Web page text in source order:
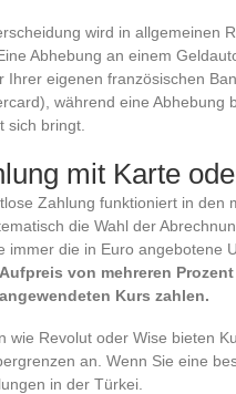
wird in allgemeinen
Abhebung an einem
Ihrer eigenen französischen
während eine Abhebung
sich bringt.
mit Karte
Zahlung funktioniert in den
die Wahl der
immer die in Euro angebotene
von mehreren
Kurs zahlen.
wie Revolut oder Wise bieten
an. Wenn Sie eine
in der Türkei.